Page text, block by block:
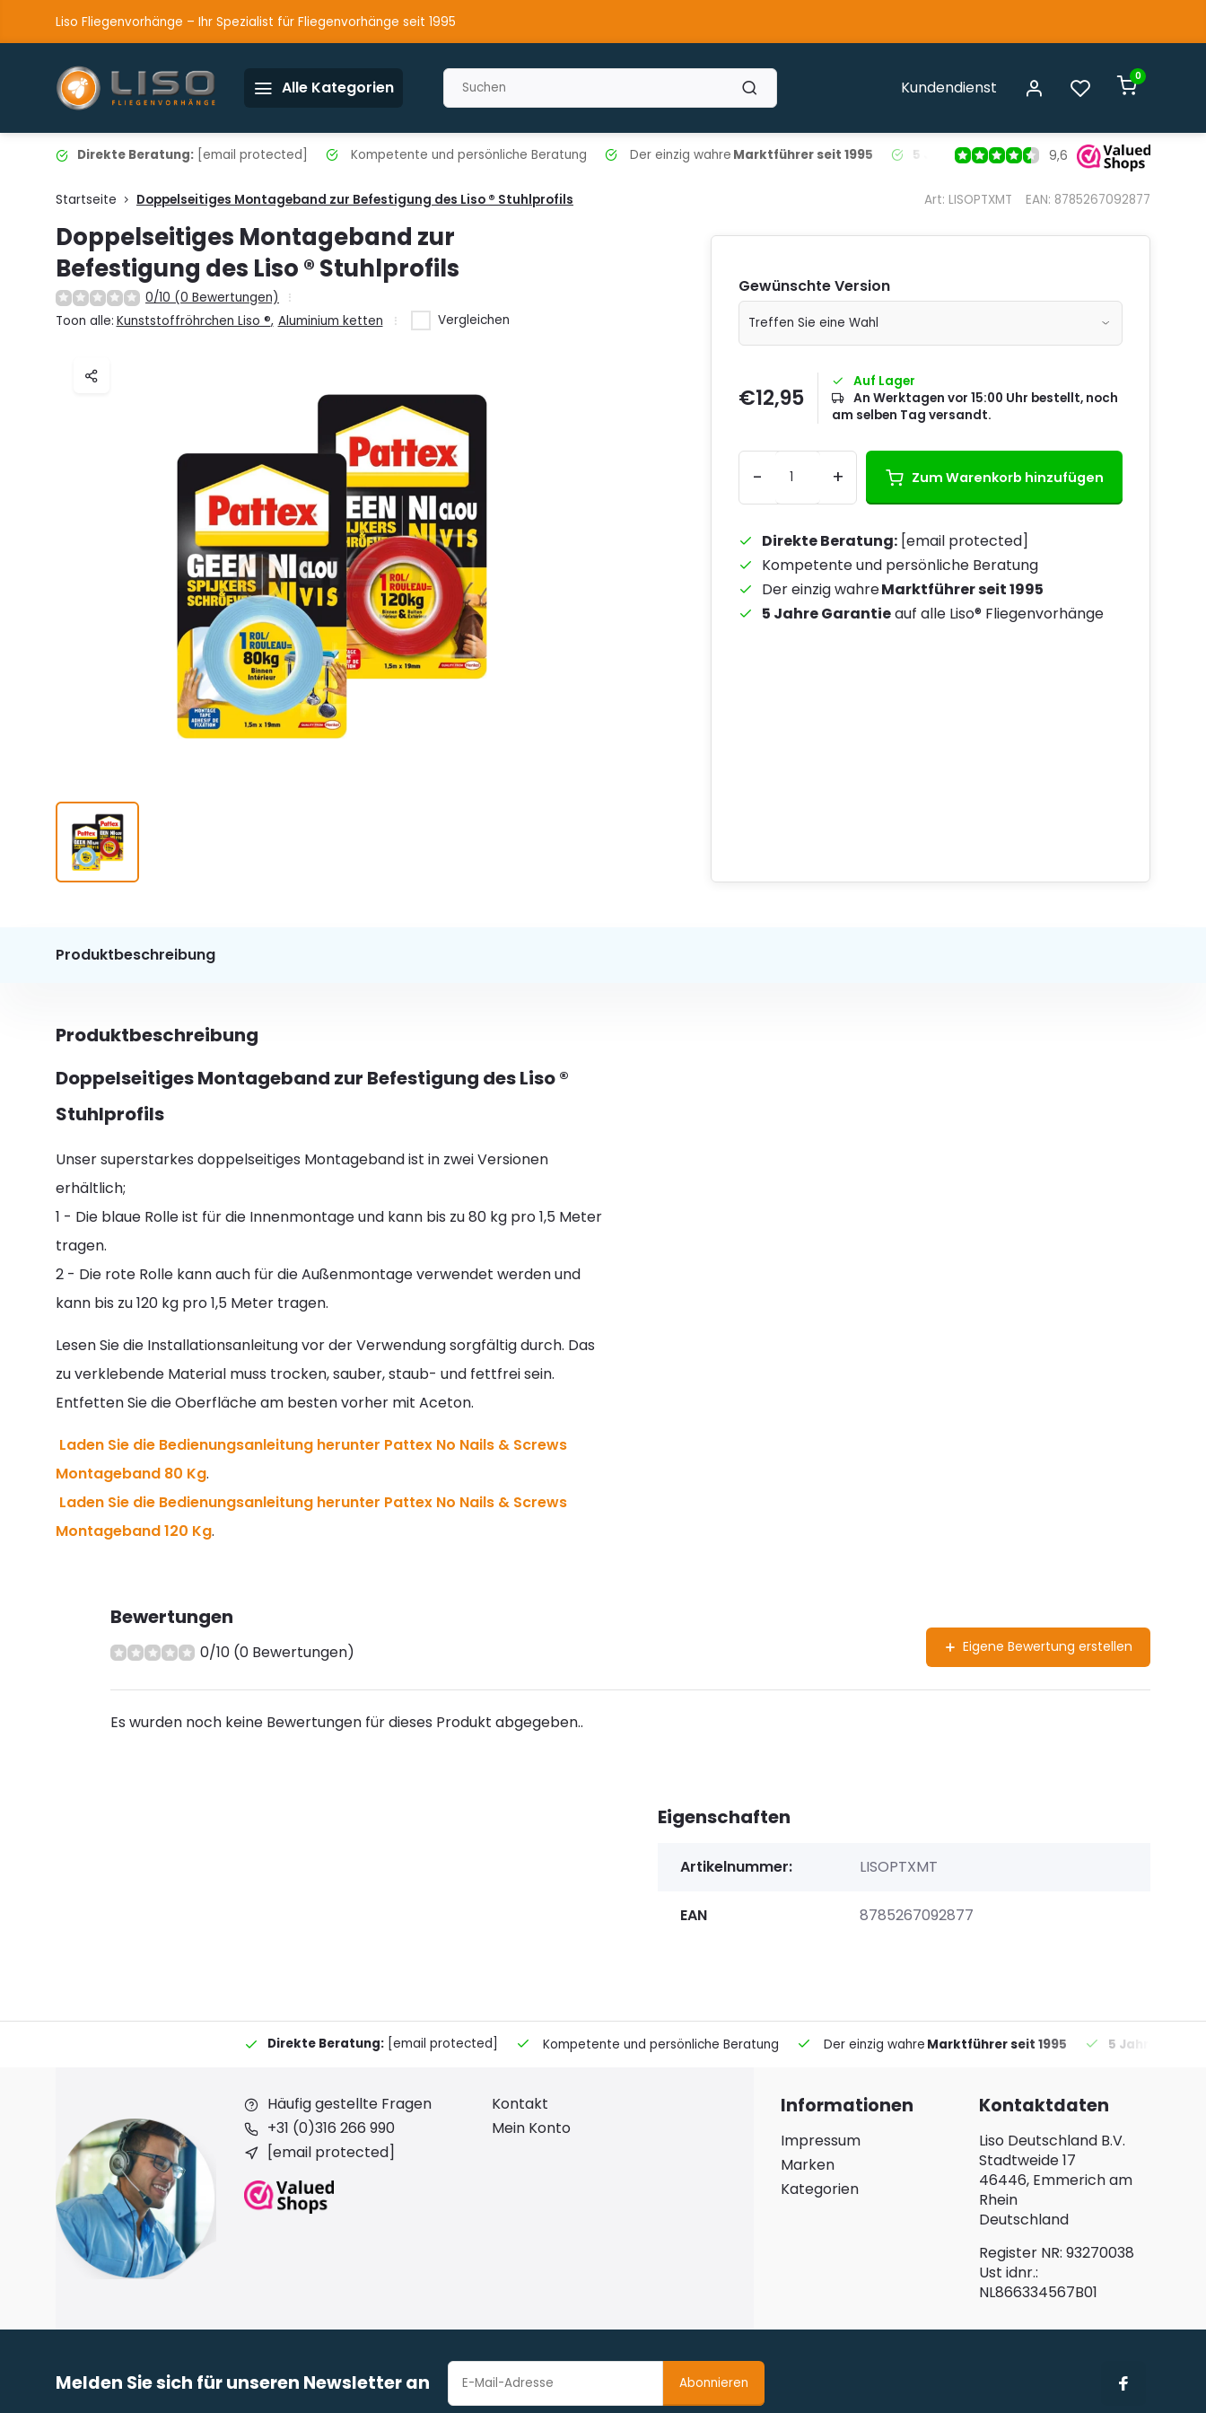
Liso Fliegenvorhänge – Ihr Spezialist für Fliegenvorhänge seit 1995
Alle Kategorien Kundendienst
0
Direkte Beratung: [email protected] Kompetente und persönliche Beratung Der einzig wahre Marktführer seit 1995 5 Jahre Garantieauf alle Liso®
9,6
Startseite Doppelseitiges Montageband zur Befestigung des Liso ® Stuhlprofils Art: LISOPTXMT EAN: 8785267092877
Doppelseitiges Montageband zur
Befestigung des Liso ® Stuhlprofils
0/10 (0 Bewertungen)
Toon alle: Kunststoffröhrchen Liso ®, Aluminium ketten Vergleichen
Gewünschte Version
€12,95
Auf Lager
An Werktagen vor 15:00 Uhr bestellt, noch
am selben Tag versandt.
- + Zum Warenkorb hinzufügen
Direkte Beratung: [email protected]
Kompetente und persönliche Beratung
Der einzig wahreMarktführer seit 1995
5 Jahre Garantieauf alle Liso® Fliegenvorhänge
Produktbeschreibung
Produktbeschreibung
Doppelseitiges Montageband zur Befestigung des Liso ®
Stuhlprofils
Unser superstarkes doppelseitiges Montageband ist in zwei Versionen
erhältlich;
1 - Die blaue Rolle ist für die Innenmontage und kann bis zu 80 kg pro 1,5 Meter
tragen.
2 - Die rote Rolle kann auch für die Außenmontage verwendet werden und
kann bis zu 120 kg pro 1,5 Meter tragen.
Lesen Sie die Installationsanleitung vor der Verwendung sorgfältig durch. Das
zu verklebende Material muss trocken, sauber, staub- und fettfrei sein.
Entfetten Sie die Oberfläche am besten vorher mit Aceton.
Laden Sie die Bedienungsanleitung herunter Pattex No Nails & Screws
Montageband 80 Kg.
Laden Sie die Bedienungsanleitung herunter Pattex No Nails & Screws
Montageband 120 Kg.
Bewertungen
0/10 (0 Bewertungen) Eigene Bewertung erstellen
Es wurden noch keine Bewertungen für dieses Produkt abgegeben..
Eigenschaften
Artikelnummer: LISOPTXMT
EAN 8785267092877
Direkte Beratung: [email protected] Kompetente und persönliche Beratung Der einzig wahre Marktführer seit 1995 5 Jahre
Häufig gestellte Fragen
+31 (0)316 266 990
[email protected]
Kontakt
Mein Konto
Informationen
Impressum
Marken
Kategorien
Kontaktdaten
Liso Deutschland B.V.
Stadtweide 17
46446, Emmerich am
Rhein
Deutschland
Register NR: 93270038
Ust idnr.:
NL866334567B01
Melden Sie sich für unseren Newsletter an Abonnieren